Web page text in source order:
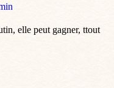
elle peut gagner, ttout